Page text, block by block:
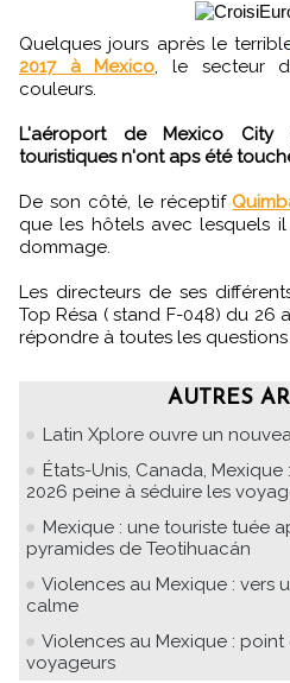
Quelques jours après le
2017 à Mexico, le secteur
couleurs.
L'aéroport de Mexico
touristiques n'ont aps été
De son côté, le réceptif
que les hôtels avec lesquels
dommage.
Les directeurs de ses
Top Résa ( stand F-048) du 26
répondre à toutes les questions
AUTRES
Latin Xplore ouvre un
États-Unis, Canada,
2026 peine à séduire les
Mexique : une touriste tuée
pyramides de Teotihuacán
Violences au Mexique : vers
calme
Violences au Mexique :
voyageurs